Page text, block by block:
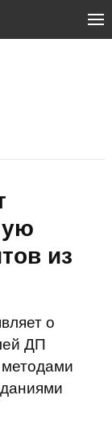
из
о
ДП